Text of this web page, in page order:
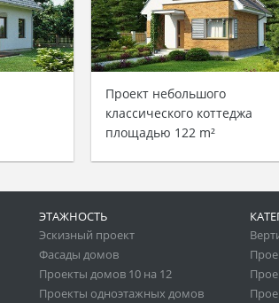
Проект небольшого
классического коттеджа
площадью 122 m²
ЭТАЖНОСТЬ
Эскизный проект
Фасады домов
Проекты домов 10 на 12
Проекты одноэтажных домов